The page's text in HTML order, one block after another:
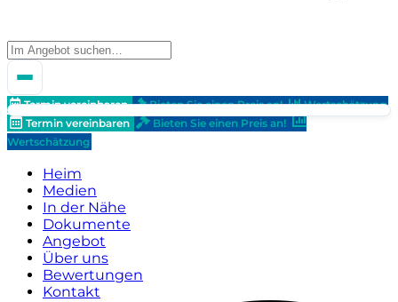
Termin vereinbaren Bieten Sie einen Preis an!
Wertschätzung
Termin vereinbaren
Bieten Sie einen Preis an!
Wertschätzung
Heim
Medien
In der Nähe
Dokumente
Angebot
Über uns
Bewertungen
Kontakt